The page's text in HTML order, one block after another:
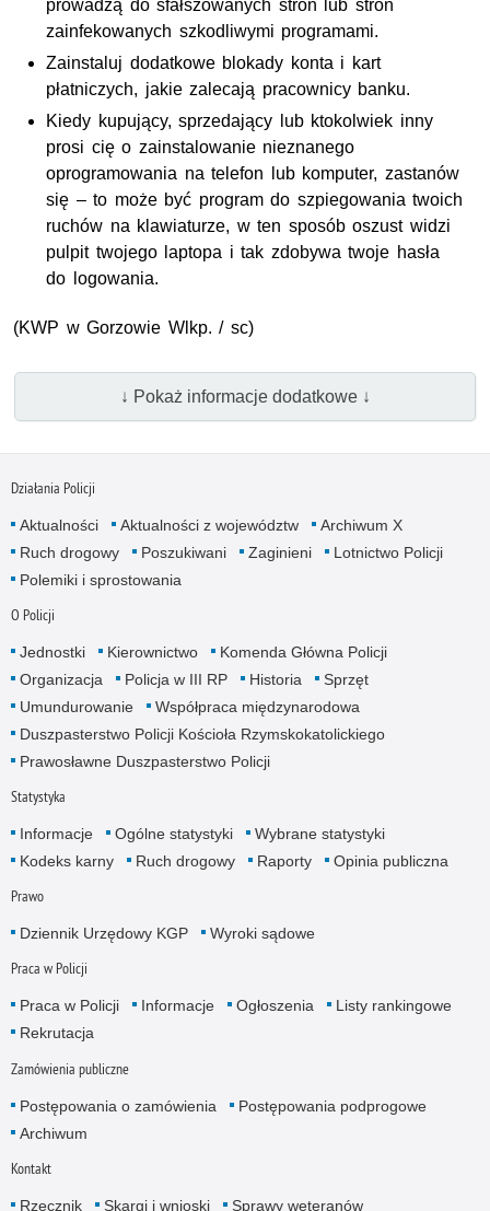
prowadzą do sfałszowanych stron lub stron
zainfekowanych szkodliwymi programami.
Zainstaluj dodatkowe blokady konta i kart
płatniczych, jakie zalecają pracownicy banku.
Kiedy kupujący, sprzedający lub ktokolwiek inny
prosi cię o zainstalowanie nieznanego
oprogramowania na telefon lub komputer, zastanów
się – to może być program do szpiegowania twoich
ruchów na klawiaturze, w ten sposób oszust widzi
pulpit twojego laptopa i tak zdobywa twoje hasła
do logowania.
(KWP w Gorzowie Wlkp. / sc)
↓ Pokaż informacje dodatkowe ↓
Działania Policji
Aktualności Aktualności z województw
Archiwum X
Ruch drogowy
Poszukiwani Zaginieni
Lotnictwo Policji
Polemiki i sprostowania
O Policji
Jednostki Kierownictwo
Komenda Główna Policji
Organizacja
Policja w III RP Historia
Sprzęt
Umundurowanie
Współpraca międzynarodowa
Duszpasterstwo Policji Kościoła Rzymskokatolickiego
Prawosławne Duszpasterstwo Policji
Statystyka
Informacje Ogólne statystyki
Wybrane statystyki
Kodeks karny
Ruch drogowy Raporty Opinia publiczna
Prawo
Dziennik Urzędowy KGP Wyroki sądowe
Praca w Policji
Praca w Policji Informacje Ogłoszenia
Listy rankingowe
Rekrutacja
Zamówienia publiczne
Postępowania o zamówienia
Postępowania podprogowe
Archiwum
Kontakt
Rzecznik Skargi i wnioski Sprawy weteranów